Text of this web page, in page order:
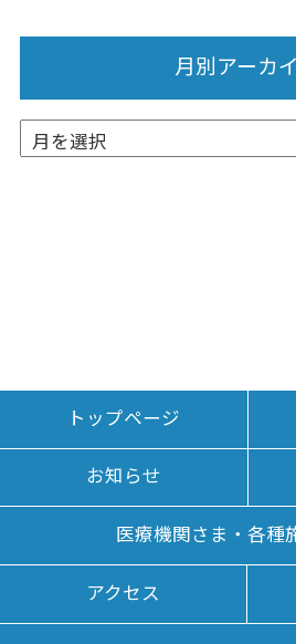
月別アーカ
トップページ
お知らせ
医療機関さま・各種
アクセス